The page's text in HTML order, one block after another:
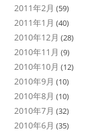
2011年2月 (59)
2011年1月 (40)
2010年12月 (28)
2010年11月 (9)
2010年10月 (12)
2010年9月 (10)
2010年8月 (10)
2010年7月 (32)
2010年6月 (35)